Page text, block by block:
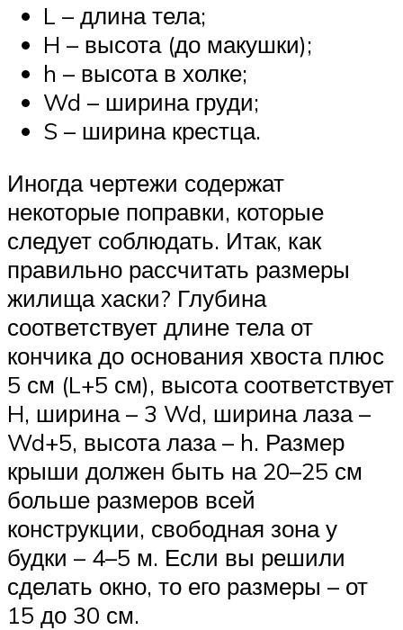
L – длина тела;
H – высота (до макушки);
h – высота в холке;
Wd – ширина груди;
S – ширина крестца.
Иногда чертежи содержат
некоторые поправки, которые
следует соблюдать. Итак, как
правильно рассчитать размеры
жилища хаски? Глубина
соответствует длине тела от
кончика до основания хвоста плюс
5 см (L+5 см), высота соответствует
H, ширина – 3 Wd, ширина лаза –
Wd+5, высота лаза – h. Размер
крыши должен быть на 20–25 см
больше размеров всей
конструкции, свободная зона у
будки – 4–5 м. Если вы решили
сделать окно, то его размеры – от
15 до 30 см.